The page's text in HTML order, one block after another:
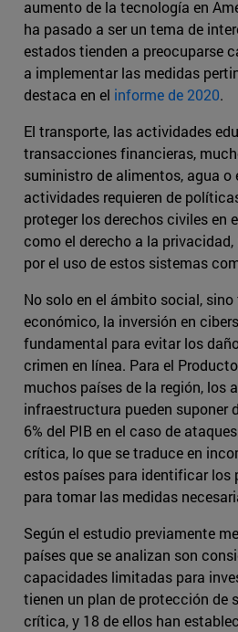
aumento de la tecnología en
ha pasado a ser un tema de
estados tienden a preocuparse
a implementar las medidas
destaca en el informe de 2020.
El transporte, las actividades
transacciones financieras,
suministro de alimentos, agua
actividades requieren de
proteger los derechos civiles en
como el derecho a la
por el uso de estos sistemas
No solo en el ámbito social, sino
económico, la inversión en
fundamental para evitar los
crimen en línea. Para el
muchos países de la región, los
infraestructura pueden suponer
6% del PIB en el caso de
crítica, lo que se traduce en
estos países para identificar los
para tomar las medidas
Según el estudio previamente
países que se analizan son
capacidades limitadas para
tienen un plan de protección de
crítica, y 18 de ellos han